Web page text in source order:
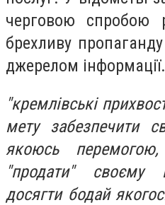
черговою спробою
брехливу
джерелом інформації.
"кремлівські
мету забезпечити
якоюсь
"продати" своєму
досягти бодай